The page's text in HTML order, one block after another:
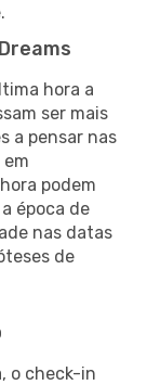
hora a
ser mais
a pensar nas
podem
época de
nas datas
de
o check-in